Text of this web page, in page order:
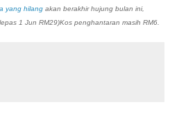
yang hilang akan berakhir hujung bulan ini,
1 Jun RM29)Kos penghantaran masih RM6.